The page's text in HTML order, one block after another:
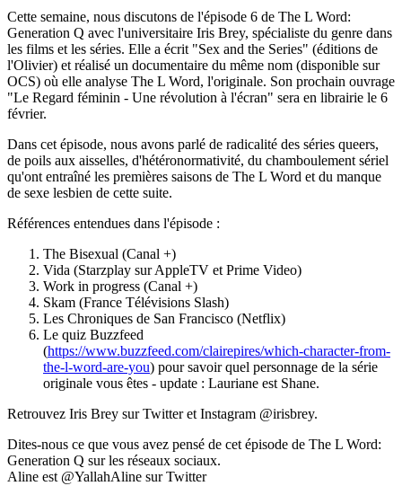
Cette semaine, nous discutons de l'épisode 6 de The L Word:
Generation Q avec l'universitaire Iris Brey, spécialiste du genre dans
les films et les séries. Elle a écrit "Sex and the Series" (éditions de
l'Olivier) et réalisé un documentaire du même nom (disponible sur
OCS) où elle analyse The L Word, l'originale. Son prochain ouvrage
"Le Regard féminin - Une révolution à l'écran" sera en librairie le 6
février.
Dans cet épisode, nous avons parlé de radicalité des séries queers,
de poils aux aisselles, d'hétéronormativité, du chamboulement sériel
qu'ont entraîné les premières saisons de The L Word et du manque
de sexe lesbien de cette suite.
Références entendues dans l'épisode :
The Bisexual (Canal +)
Vida (Starzplay sur AppleTV et Prime Video)
Work in progress (Canal +)
Skam (France Télévisions Slash)
Les Chroniques de San Francisco (Netflix)
Le quiz Buzzfeed
(https://www.buzzfeed.com/clairepires/which-character-from-
the-l-word-are-you) pour savoir quel personnage de la série
originale vous êtes - update : Lauriane est Shane.
Retrouvez Iris Brey sur Twitter et Instagram @irisbrey.
Dites-nous ce que vous avez pensé de cet épisode de The L Word:
Generation Q sur les réseaux sociaux.
Aline est @YallahAline sur Twitter